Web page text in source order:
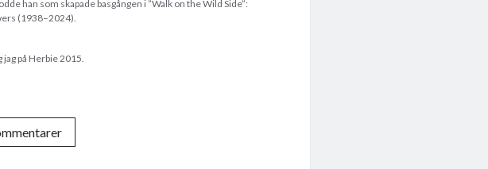
han som skapade basgången i ”Walk on the Wild Side”:
(1938–2024).
jag på Herbie 2015.